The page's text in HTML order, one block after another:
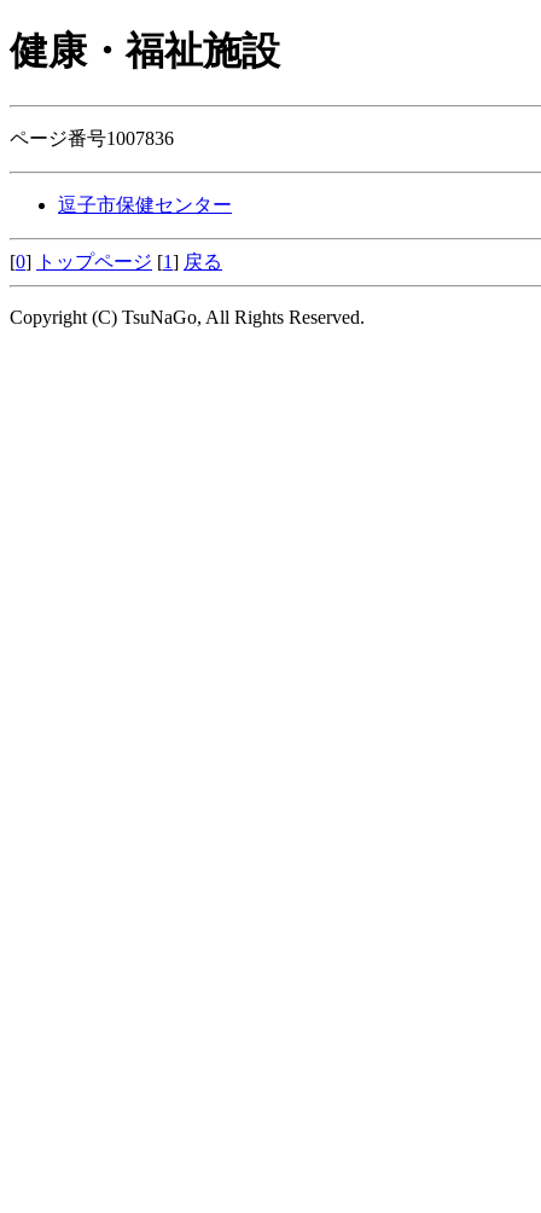
健康・福祉施設
ページ番号1007836
逗子市保健センター
[0] トップページ [1] 戻る
Copyright (C) TsuNaGo, All Rights Reserved.